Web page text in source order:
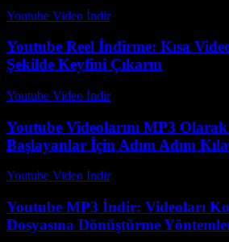
Youtube Video İndir-
Youtube Reel İndirme: Kısa
Şekilde Keyfini Çıkarın
Youtube Video İndir-
Youtube Videolarını MP3
Başlayanlar İçin Adım Adım
Youtube Video İndir-
Youtube MP3 İndir: Videoları
Dosyasına Dönüştürme